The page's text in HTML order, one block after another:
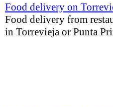
Food delivery on
Food delivery from
in Torrevieja or Punta